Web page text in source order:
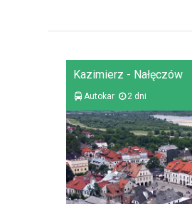
Kazimierz - Nałęczów
Autokar 2 dni